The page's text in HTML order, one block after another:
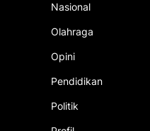
Nasional
Olahraga
Opini
Pendidikan
Politik